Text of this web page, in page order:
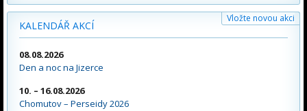
KALENDÁŘ AKCÍ
Vložte novou akci
08.08.2026
Den a noc na Jizerce
10. – 16.08.2026
Chomutov – Perseidy 2026